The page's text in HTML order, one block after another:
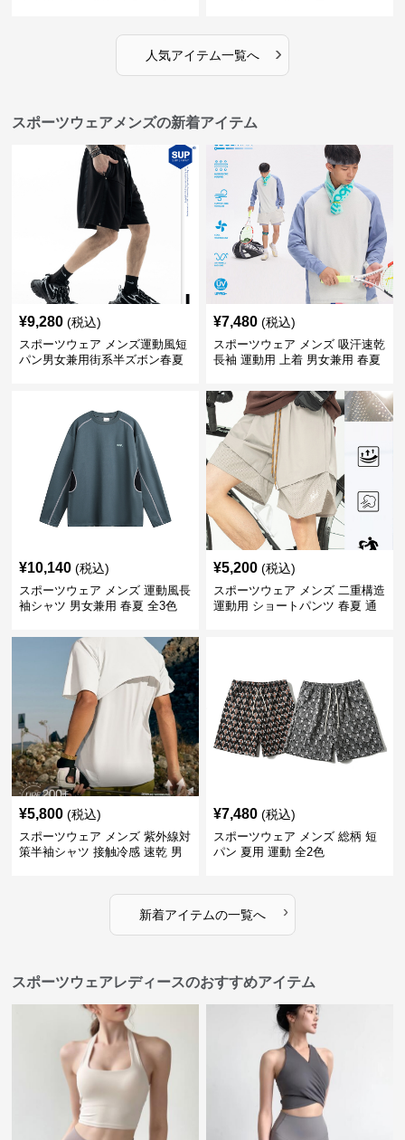
人気アイテム一覧へ ›
スポーツウェアメンズの新着アイテム
¥9,280 (税込)
スポーツウェア メンズ運動風短
パン男女兼用街系半ズボン春夏
¥7,480 (税込)
スポーツウェア メンズ 吸汗速乾
長袖 運動用 上着 男女兼用 春夏
¥10,140 (税込)
スポーツウェア メンズ 運動風長
袖シャツ 男女兼用 春夏 全3色
¥5,200 (税込)
スポーツウェア メンズ 二重構造
運動用 ショートパンツ 春夏 通
¥5,800 (税込)
スポーツウェア メンズ 紫外線対
策半袖シャツ 接触冷感 速乾 男
¥7,480 (税込)
スポーツウェア メンズ 総柄 短
パン 夏用 運動 全2色
新着アイテムの一覧へ ›
スポーツウェアレディースのおすすめアイテム